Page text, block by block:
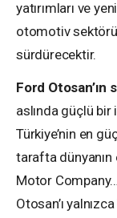
yatırımları ve
otomotiv
sürdürecektir.
Ford Otosan’ın
aslında güçlü
Türkiye’nin en
tarafta
Motor
Otosan’ı